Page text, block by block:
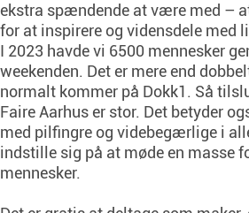
ekstra spændende at være med –
for at inspirere og vidensdele med
I 2023 havde vi 6500 mennesker
weekenden. Det er mere end
normalt kommer på Dokk1. Så
Faire Aarhus er stor. Det betyder
med pilfingre og videbegærlige i
indstille sig på at møde en masse
mennesker.